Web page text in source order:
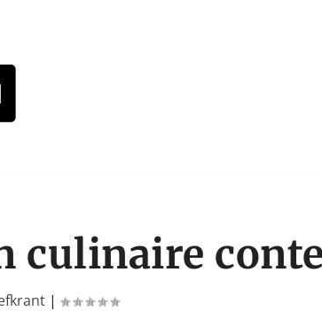
culinaire
|